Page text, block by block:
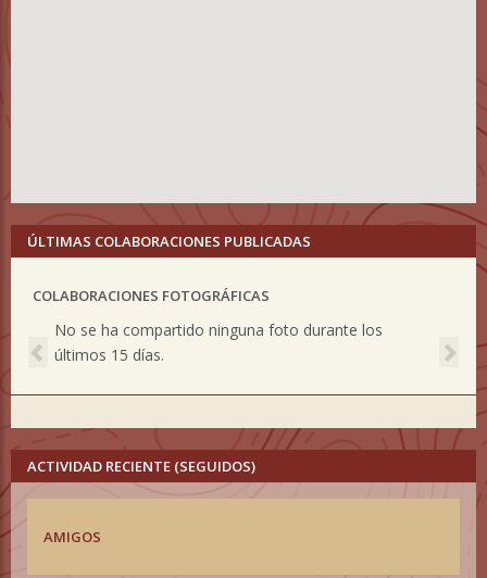
ÚLTIMAS COLABORACIONES PUBLICADAS
COLABORACIONES FOTOGRÁFICAS
No se ha compartido ninguna foto durante los
últimos 15 días.
Previous
ACTIVIDAD RECIENTE (SEGUIDOS)
AMIGOS